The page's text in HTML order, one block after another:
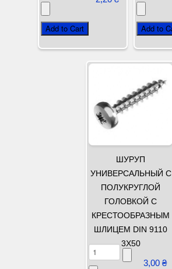
ШУРУП
УНИВЕРСАЛЬНЫЙ С
ПОЛУКРУГЛОЙ
ГОЛОВКОЙ С
КРЕСТООБРАЗНЫМ
ШЛИЦЕМ DIN 9110
3Х50
3,00 ₴